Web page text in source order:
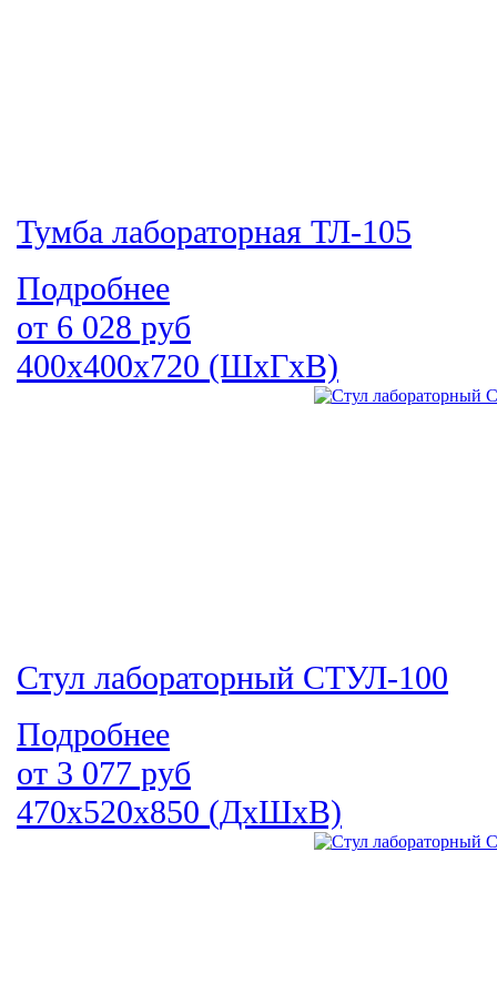
Тумба лабораторная ТЛ-105
Подробнее
от 6 028 руб
400х400х720 (ШхГхВ)
Стул лабораторный СТУЛ-100
Подробнее
от 3 077 руб
470х520х850 (ДхШхВ)